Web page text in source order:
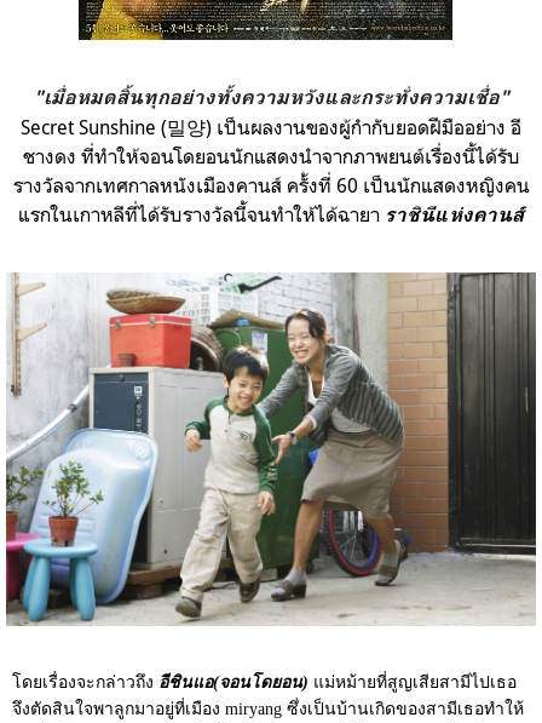
"เมื่อหมดสิ้นทุกอย่างทั้งความหวังและกระทั่งความเชื่อ"
Secret Sunshine (밀양) เป็นผลงานของผู้กำกับยอดฝีมืออย่าง อี
ชางดง ที่ทำให้จอนโดยอนนักแสดงนำจากภาพยนต์เรื่องนี้ได้รับ
รางวัลจากเทศกาลหนังเมืองคานส์ ครั้งที่ 60 เป็นนักแสดงหญิงคน
แรกในเกาหลีที่ได้รับรางวัลนี้จนทำให้ได้ฉายา ราชินีแห่งคานส์
โดยเรื่องจะกล่าวถึง อีชินแอ(จอนโดยอน) แม่หม้ายที่สูญเสียสามีไปเธอ
จึงตัดสินใจพาลูกมาอยู่ที่เมือง miryang ซึ่งเป็นบ้านเกิดของสามีเธอทำให้